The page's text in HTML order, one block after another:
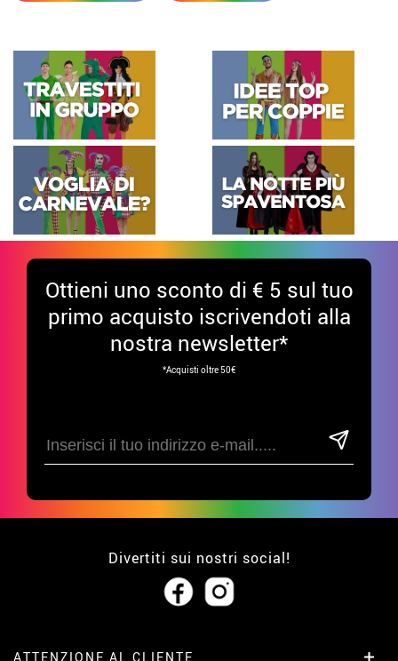
Ottieni uno sconto di € 5 sul tuo
primo acquisto iscrivendoti alla
nostra newsletter*
*Acquisti oltre 50€
Divertiti sui nostri social!
ATTENZIONE AL CLIENTE